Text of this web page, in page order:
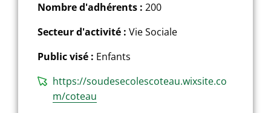
Nombre d'adhérents : 200
Secteur d'activité : Vie Sociale
Public visé : Enfants
https://soudesecolescoteau.wixsite.co
m/coteau